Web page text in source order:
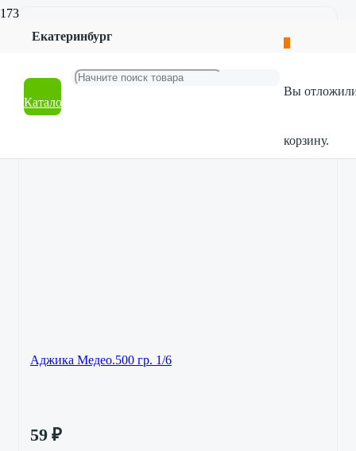
Екатеринбург
Каталог
Вы
корзину.
Аджика Медео.500 гр. 1/6
59 ₽